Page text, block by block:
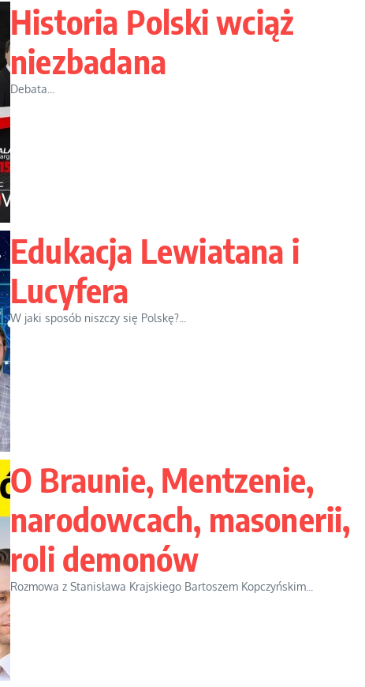
Historia Polski wciąż
niezbadana
Debata...
Edukacja Lewiatana i
Lucyfera
W jaki sposób niszczy się Polskę?...
O Braunie, Mentzenie,
narodowcach, masonerii,
roli demonów
Rozmowa z Stanisława Krajskiego Bartoszem Kopczyńskim...